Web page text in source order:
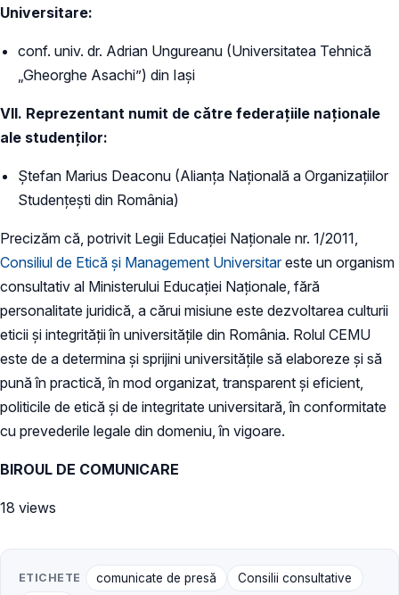
Universitare:
conf. univ. dr. Adrian Ungureanu (Universitatea Tehnică
„Gheorghe Asachi”) din Iași
VII. Reprezentant numit de către federațiile naționale
ale studenţilor:
Ștefan Marius Deaconu (Alianța Națională a Organizațiilor
Studențești din România)
Precizăm că, potrivit Legii Educației Naționale nr. 1/2011,
Consiliul de Etică și Management Universitareste un organism
consultativ al Ministerului Educaţiei Naţionale, fără
personalitate juridică, a cărui misiune este dezvoltarea culturii
eticii şi integrităţii în universităţile din România. Rolul CEMU
este de a determina şi sprijini universităţile să elaboreze şi să
pună în practică, în mod organizat, transparent şi eficient,
politicile de etică şi de integritate universitară, în conformitate
cu prevederile legale din domeniu, în vigoare.
BIROUL DE COMUNICARE
18 views
ETICHETE comunicate de presă
Consilii consultative